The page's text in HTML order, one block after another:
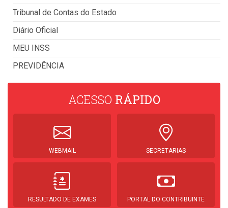
Tribunal de Contas do Estado
Diário Oficial
MEU INSS
PREVIDÊNCIA
ACESSO RÁPIDO
WEBMAIL SECRETARIAS
RESULTADO DE EXAMES PORTAL DO CONTRIBUINTE